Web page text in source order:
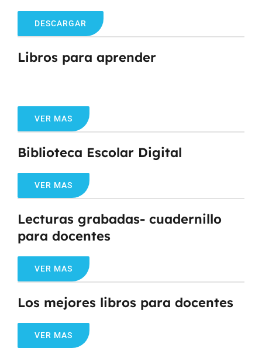
DESCARGAR
Libros para aprender
VER MAS
Biblioteca Escolar Digital
VER MAS
Lecturas grabadas- cuadernillo
para docentes
VER MAS
Los mejores libros para docentes
VER MAS